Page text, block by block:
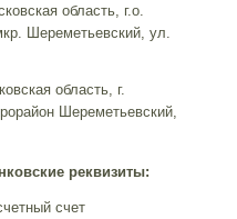
область, г.о.
Шереметьевский, ул.
область, г.
Шереметьевский,
реквизиты:
счет